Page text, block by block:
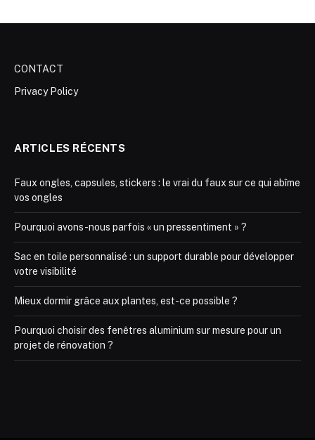
CONTACT
Privacy Policy
ARTICLES RÉCENTS
Faux ongles, capsules, stickers : le vrai du faux sur ce qui abîme
vos ongles
Pourquoi avons-nous parfois « un pressentiment » ?
Sac en toile personnalisé : un support durable pour développer
votre visibilité
Mieux dormir grâce aux plantes, est-ce possible ?
Pourquoi choisir des fenêtres aluminium sur mesure pour un
projet de rénovation ?